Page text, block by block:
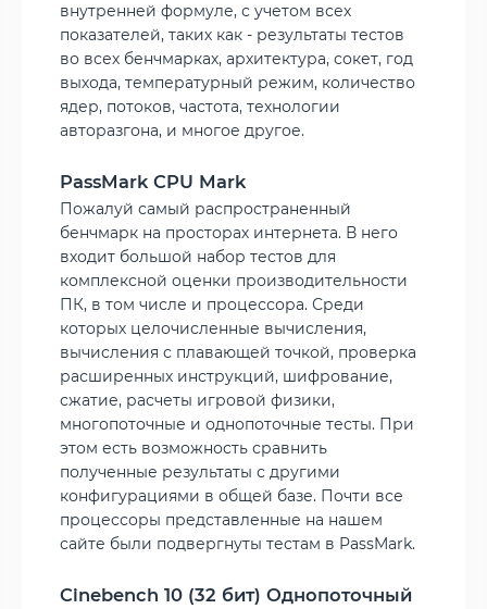
внутренней формуле, с учетом всех
показателей, таких как - результаты тестов
во всех бенчмарках, архитектура, сокет, год
выхода, температурный режим, количество
ядер, потоков, частота, технологии
авторазгона, и многое другое.
PassMark CPU Mark
Пожалуй самый распространенный
бенчмарк на просторах интернета. В него
входит большой набор тестов для
комплексной оценки производительности
ПК, в том числе и процессора. Среди
которых целочисленные вычисления,
вычисления с плавающей точкой, проверка
расширенных инструкций, шифрование,
сжатие, расчеты игровой физики,
многопоточные и однопоточные тесты. При
этом есть возможность сравнить
полученные результаты с другими
конфигурациями в общей базе. Почти все
процессоры представленные на нашем
сайте были подвергнуты тестам в PassMark.
Cinebench 10 (32 бит) Однопоточный